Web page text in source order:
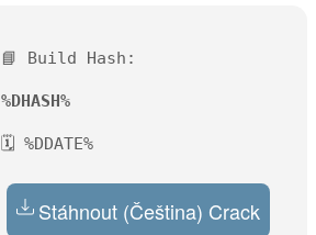
📘 Build Hash:
%DHASH%
🗓 %DDATE%
Stáhnout (Čeština) Crack